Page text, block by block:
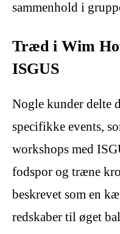
sammenhold i
Træd i Wim
ISGUS
Nogle kunder delte
specifikke events,
workshops med
fodspor og træne
beskrevet som en
redskaber til øget